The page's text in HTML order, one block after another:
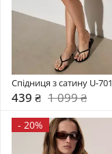
Спідниця з сатину U-701
439 ₴ 1 099 ₴
- 20%